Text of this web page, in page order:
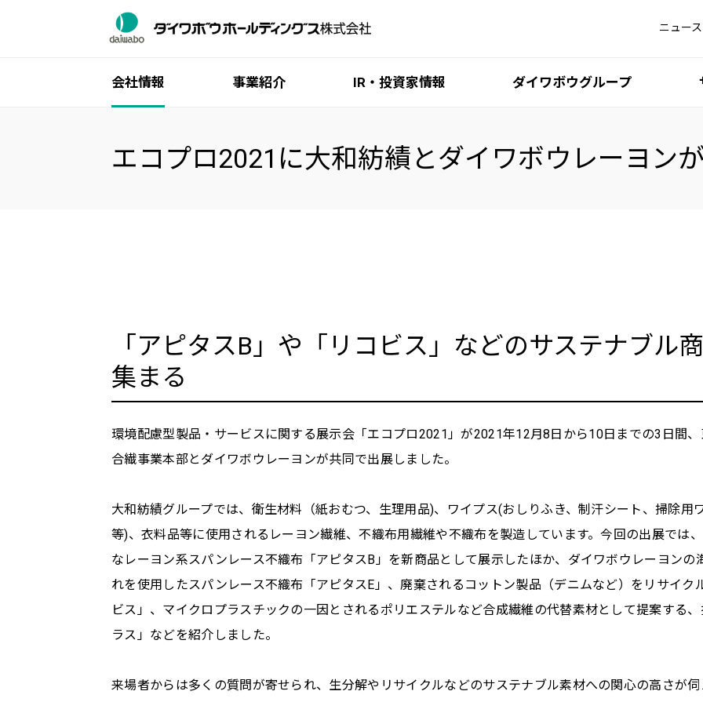
エコプロ2021に大和紡績とダイワボウレーヨン
「アピタスB」や「リコビス」などのサステナブル
集まる
環境配慮型製品・サービスに関する展示会「エコプロ2021」が2021年12月8日から10日までの3日間
合繊事業本部とダイワボウレーヨンが共同で出展しました。
大和紡績グループでは、衛生材料（紙おむつ、生理用品)、ワイプス(おしりふき、制汗シート、掃除用
等)、衣料品等に使用されるレーヨン繊維、不織布用繊維や不織布を製造しています。今回の出展では
なレーヨン系スパンレース不織布「アピタスB」を新商品として展示したほか、ダイワボウレーヨン
れを使用したスパンレース不織布「アピタスE」、廃棄されるコットン製品（デニムなど）をリサイ
ビス」、マイクロプラスチックの一因とされるポリエステルなど合成繊維の代替素材として提案する
ラス」などを紹介しました。
来場者からは多くの質問が寄せられ、生分解やリサイクルなどのサステナブル素材への関心の高さが
ニュース
ご挨拶
グループ理念体系
会社情報
ITインフラ流通事業
産業機械事業
事業紹介
個人株主・投資家の皆様へ
中期経営計画
IR・投資家情報
グループ一覧
ダイワボウ情報システム株式会社
ダイワボウグループ
サステナビリティトップ
トップメッセージ
ESGデータ
CSR調達ガイドライン
統合報告書
外部評価